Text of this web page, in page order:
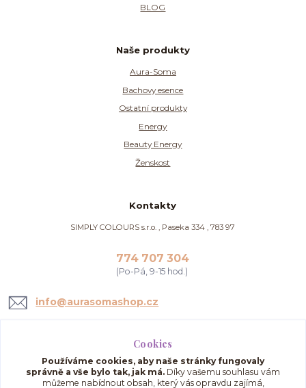
BLOG
Naše produkty
Aura-Soma
Bachovy esence
Ostatní produkty
Energy
Beauty Energy
Ženskost
Kontakty
SIMPLY COLOURS s.r.o. , Paseka 334 , 783 97
774 707 304
(Po-Pá, 9-15 hod.)
info@aurasomashop.cz
Cookies
Používáme cookies, aby naše stránky fungovaly
správně a vše bylo tak, jak má. Díky vašemu souhlasu vám
můžeme nabídnout obsah, který vás opravdu zajímá,